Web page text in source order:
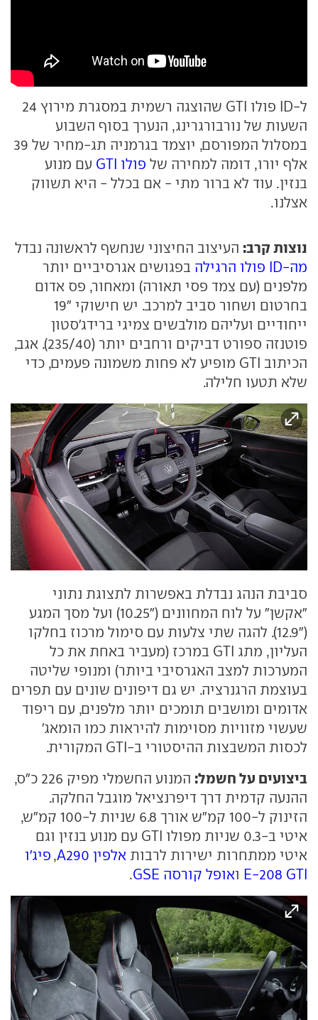
ל-ID פולו GTI שהוצגה רשמית במסגרת מירוץ 24
השעות של נורבורגרינג, הנערך בסוף השבוע
במסלול המפורסם, יוצמד בגרמניה תג-מחיר של 39
אלף יורו, דומה למחירה של פולו GTI
עם מנוע
בנזין. עוד לא ברור מתי - אם בכלל - היא תשווק
אצלנו.
נוצות קרב: העיצוב החיצוני שנחשף לראשונה נבדל
מה-ID פולו הרגילה
בפגושים אגרסיביים יותר
מלפנים (עם צמד פסי תאורה) ומאחור, פס אדום
בחרטום ושחור סביב למרכב. יש חישוקי "19
ייחודיים ועליהם מולבשים צמיגי ברידג'סטון
פוטנזה ספורט דביקים ורחבים יותר (235/40). אגב,
הכיתוב GTI מופיע לא פחות משמונה פעמים, כדי
שלא תטעו חלילה.
סביבת הנהג נבדלת באפשרות לתצוגת נתוני
"אקשן" על לוח המחוונים ("10.25) ועל מסך המגע
("12.9). להגה שתי צלעות עם סימול מרכוז בחלקו
העליון, מתג GTI במרכז (מעביר באחת את כל
המערכות למצב האגרסיבי ביותר) ומנופי שליטה
בעוצמת הרגנרציה. יש גם דיפונים שונים עם תפרים
אדומים ומושבים תומכים יותר מלפנים, עם ריפוד
שעשוי מזוויות מסוימות להיראות כמו הומאג'
לכסות המשבצות ההיסטורי ב-GTI המקורית.
ביצועים על חשמל:
המנוע החשמלי מפיק 226 כ"ס,
ההנעה קדמית דרך דיפרנציאל מוגבל החלקה.
הזינוק ל-100 קמ"ש אורך 6.8 שניות ל-100 קמ"ש,
איטי ב-0.3 שניות מפולו GTI עם מנוע בנזין וגם
איטי ממתחרות ישירות לרבות אלפין A290 , פיג'ו
E-208 GTI ואופל קורסה GSE .